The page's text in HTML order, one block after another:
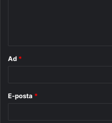
Ad *
E-posta *